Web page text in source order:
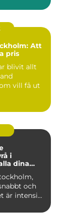
Att
pris
blivit allt
vill få ut
i
dina
och
är intensi...